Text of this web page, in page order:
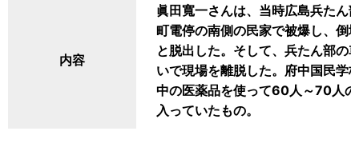
内容
眞田寬一さんは、当時広島兵たん
町電停の南側の民家で被爆し、倒
と脱出した。そして、兵たん部の
いで現場を離脱した。府中国民学
中の医薬品を使って60人～70人
入っていたもの。